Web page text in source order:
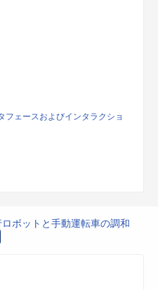
フェースおよびインタラクショ
ボットと手動運転車の調和